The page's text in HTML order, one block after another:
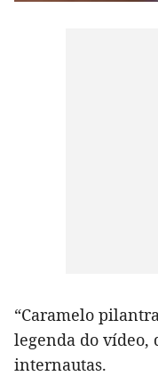
“Caramelo
legenda do vídeo,
internautas.